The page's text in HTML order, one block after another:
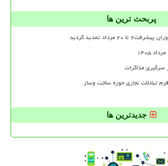
پربحث ترین ها
مرداد تمدید گردید
سرگیری مذاکرات
جدیدترین ها